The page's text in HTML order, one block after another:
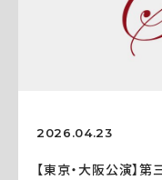
2026.04.23
【東京・大阪公演】